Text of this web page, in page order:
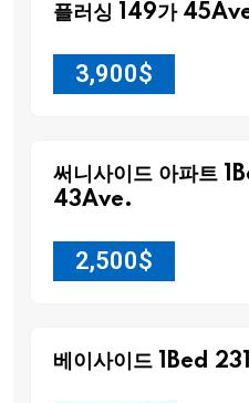
플러싱 149가
3,900$
써니사이드 아파트
43Ave.
2,500$
베이사이드 1Bed